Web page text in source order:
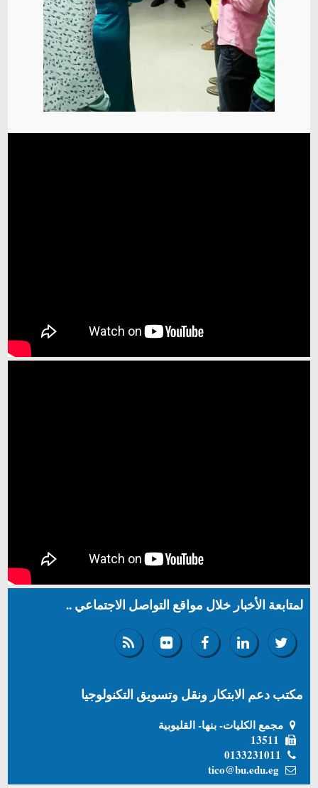
لمتابعة الأخبار خلال مواقع التواصل الاجتماعي ..
مكتب دعم الابتكار ونقل وتسويق التكنولوجيا
مجمع الكليات- بنها- القليوبية
tico@bu.edu.eg